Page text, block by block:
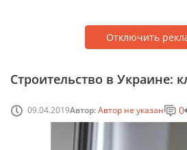
Отключить
Строительство в Украине:
09.04.2019Автор:Автор не указан 0